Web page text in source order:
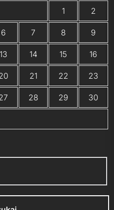
1
2
6 7 8 9
13 14 15 16
21 22 23
28 29 30